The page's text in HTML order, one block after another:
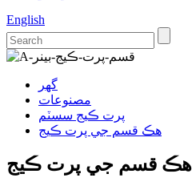
English
گهر
مصنوعات
پرت ڪيج سسٽم
هڪ قسم جي پرت ڪيج
هڪ قسم جي پرت ڪيج